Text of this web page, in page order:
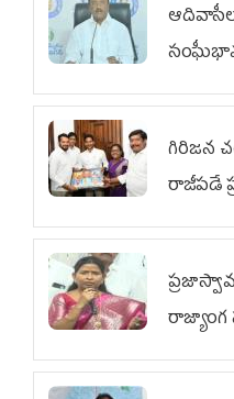
గిరిజన
రాజీపడే
రాజ్యాంగ